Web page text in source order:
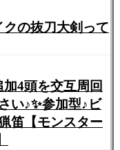
の抜刀大剣って
加4頭を交互周回
い♪✨参加型♪ビ